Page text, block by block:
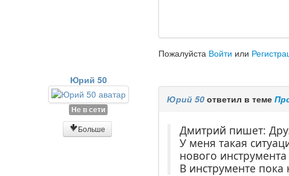
Пожалуйста Войти или
Юрий 50
Не в сети
Больше
Юрий 50 ответил в теме
Дмитрий пишет:
У меня такая
нового инструмента
В инструменте